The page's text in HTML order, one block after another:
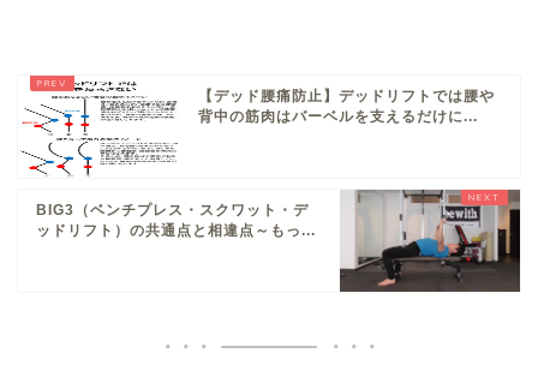
【デッド腰痛防止】デッドリフトでは腰や
背中の筋肉はバーベルを支えるだけに...
BIG3（ベンチプレス・スクワット・デ
ッドリフト）の共通点と相違点～もっ...